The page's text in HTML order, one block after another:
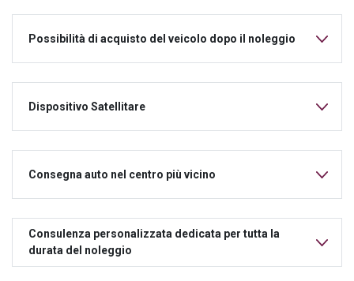
Possibilità di acquisto del veicolo dopo il noleggio
Dispositivo Satellitare
Consegna auto nel centro più vicino
Consulenza personalizzata dedicata per tutta la
durata del noleggio